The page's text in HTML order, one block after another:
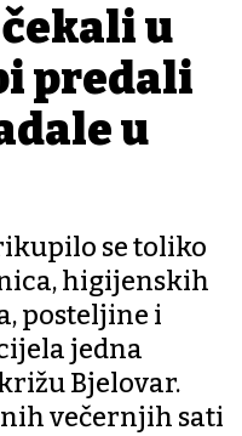
u
predali
u
se toliko
higijenskih
posteljine i
jedna
Bjelovar.
večernjih sati